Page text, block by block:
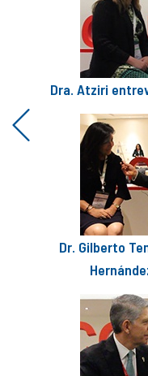
Dra. Atziri
Dr. Gilberto
Previous